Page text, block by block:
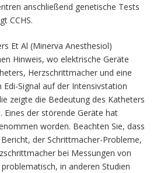
anschließend genetische Tests
CCHS.
Et Al (Minerva Anesthesiol)
Hinweis, wo elektrische Geräte
Herzschrittmacher und eine
Signal auf der Intensivstation
zeigte die Bedeutung des Katheters
Eines der störende Geräte hat
worden. Beachten Sie, dass
der Schrittmacher-Probleme,
bei Messungen von
in anderen Studien